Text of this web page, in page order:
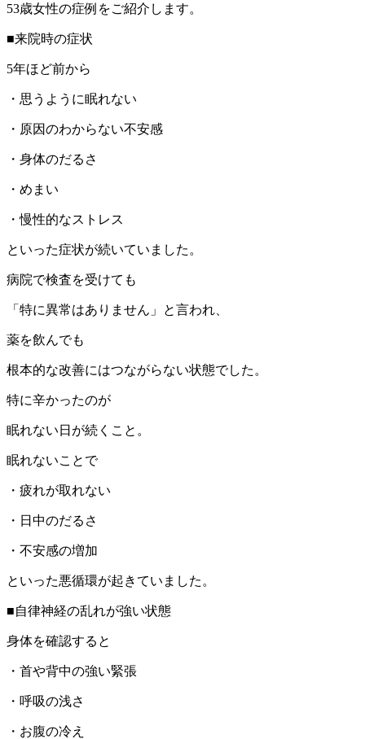
53歳女性の症例をご紹介します。
■来院時の症状
5年ほど前から
・思うように眠れない
・原因のわからない不安感
・身体のだるさ
・めまい
・慢性的なストレス
といった症状が続いていました。
病院で検査を受けても
「特に異常はありません」と言われ、
薬を飲んでも
根本的な改善にはつながらない状態でした。
特に辛かったのが
眠れない日が続くこと。
眠れないことで
・疲れが取れない
・日中のだるさ
・不安感の増加
といった悪循環が起きていました。
■自律神経の乱れが強い状態
身体を確認すると
・首や背中の強い緊張
・呼吸の浅さ
・お腹の冷え